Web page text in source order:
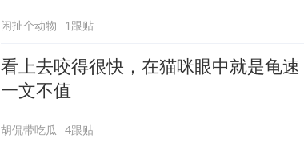
闲扯个动物 1跟贴
看上去咬得很快，在猫咪眼中就是龟
一文不值
胡侃带吃瓜 4跟贴